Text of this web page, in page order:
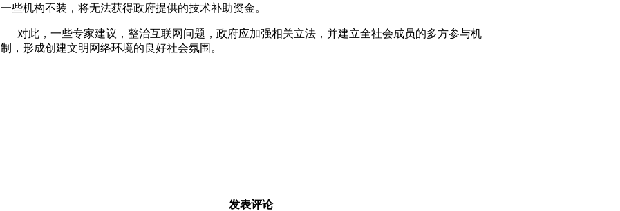
一些机构不装，将无法获得政府提供的技术补助资金。
对此，一些专家建议，整治互联网问题，政府应加强相关立法，并建立全社会成员的多方参与机
制，形成创建文明网络环境的良好社会氛围。
发表评论